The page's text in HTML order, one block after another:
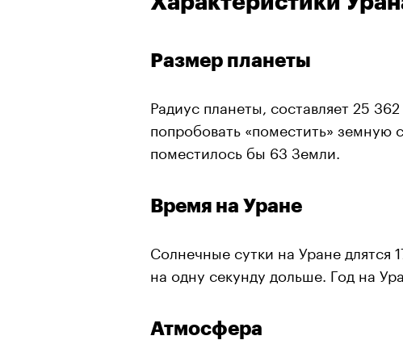
Размер планеты
Радиус планеты, составляет 25
попробовать «поместить» земную
поместилось бы 63 Земли.
Время на Уране
Солнечные сутки на Уране длятся
на одну секунду дольше. Год на
Атмосфера